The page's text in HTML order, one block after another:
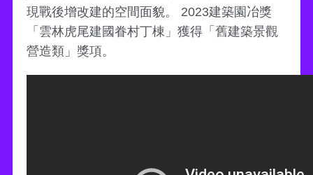
現戰後增改建的空間面貌。 2023建築園冶獎
「雲林虎尾建國眷村丁棟」獲得「舊建築景觀
營造類」獎項。